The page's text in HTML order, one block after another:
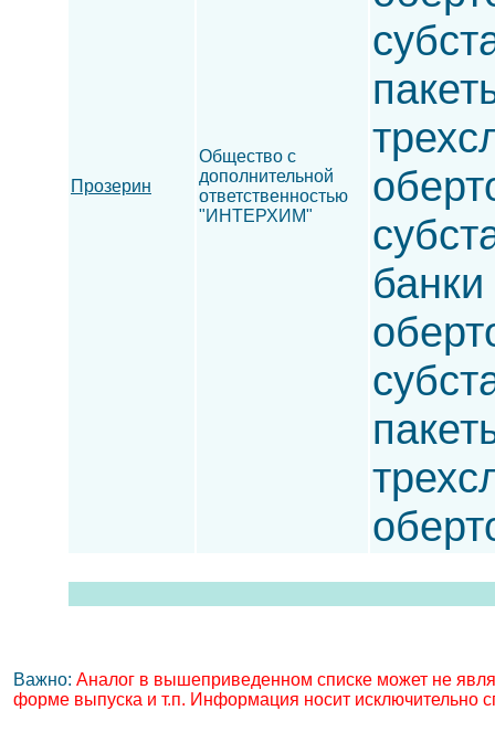
Прозерин
Общество с
дополнительной
ответственностью
"ИНТЕРХИМ"
Важно: Аналог в вышеприведенном списке может не
форме выпуска и т.п. Информация носит исключительно